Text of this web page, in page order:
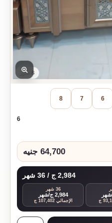
8 صور
6
7
8
6
64,700 جنيه
2,984 ج / 36 شهر
36 شهر
2,984 ج/شهر
الإجمالي 107,402 ج